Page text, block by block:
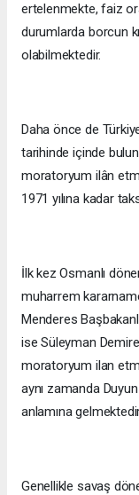
ertelenmekte, faiz
durumlarda borcun
olabilmektedir.
Daha önce de
tarihinde içinde
moratoryum ilân
1971 yılına kadar
İlk kez Osmanlı
muharrem
Menderes
ise Süleyman
moratoryum ilan
aynı zamanda
anlamına
Genellikle savaş